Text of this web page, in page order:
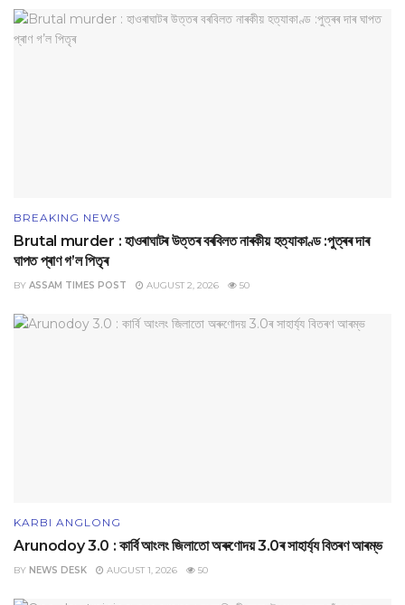
BREAKING NEWS
Brutal murder : হাওৰাঘাটৰ উত্তৰ বৰবিলত নাৰকীয় হত্যাকাণ্ড :পুত্ৰৰ দাৰ
ঘাপত প্ৰাণ গ’ল পিতৃৰ
BY ASSAM TIMES POST AUGUST 2, 2026 50
KARBI ANGLONG
Arunodoy 3.0 : কাৰ্বি আংলং জিলাতো অৰুণোদয় 3.0ৰ সাহাৰ্য্য বিতৰণ আৰম্ভ
BY NEWS DESK AUGUST 1, 2026 50